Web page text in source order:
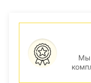
Мы